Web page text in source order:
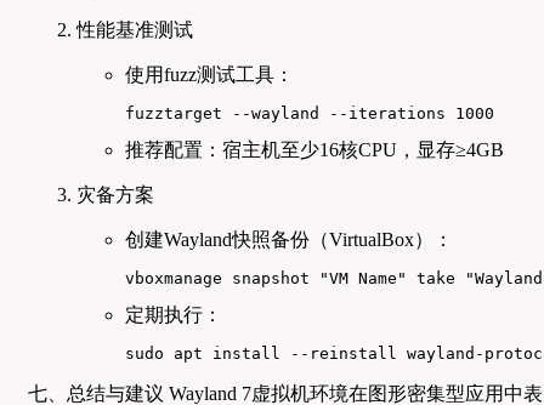
性能基准测试
使用fuzz测试工具：
fuzztarget --wayland --iterations 1000
推荐配置：宿主机至少16核CPU，显存≥4GB
灾备方案
创建Wayland快照备份（VirtualBox）：
vboxmanage snapshot "VM Name" take
定期执行：
sudo apt install --reinstall wayland-
七、总结与建议 Wayland 7虚拟机环境在图形密集型应用中表